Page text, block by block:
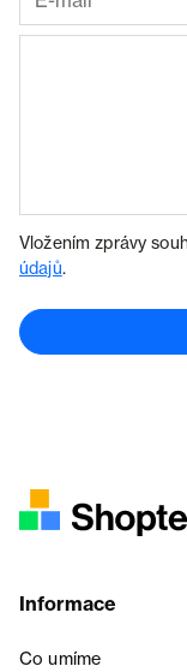
Vložením zprávy
údajů.
Informace
Co umíme